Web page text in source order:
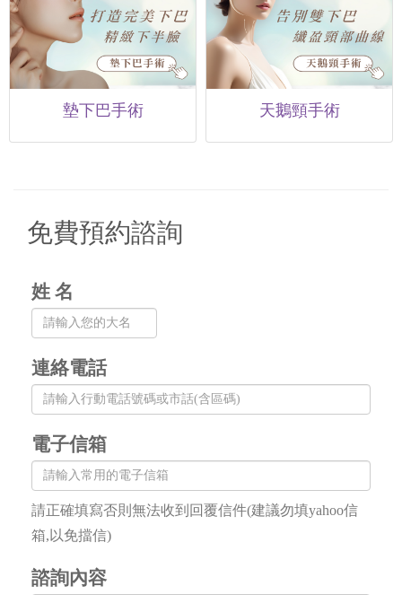
墊下巴手術 天鵝頸手術
免費預約諮詢
姓 名
連絡電話
電子信箱
請正確填寫否則無法收到回覆信件(建議勿填yahoo信
箱,以免擋信)
諮詢內容